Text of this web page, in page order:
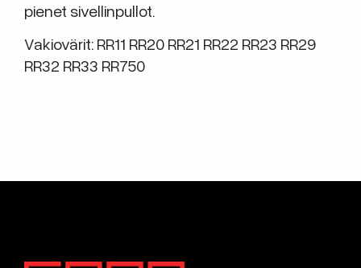
pienet sivellinpullot.
Vakiovärit: RR11 RR20 RR21 RR22 RR23 RR29
RR32 RR33 RR750